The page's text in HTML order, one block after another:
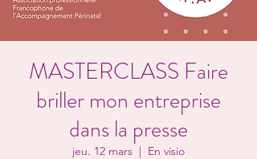
MASTERCLASS Faire
briller mon entreprise
dans la presse
jeu. 12 mars
  |
En visio